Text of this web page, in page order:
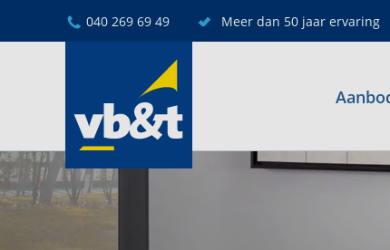
040 269 69 49 Meer dan 50 jaar ervaring